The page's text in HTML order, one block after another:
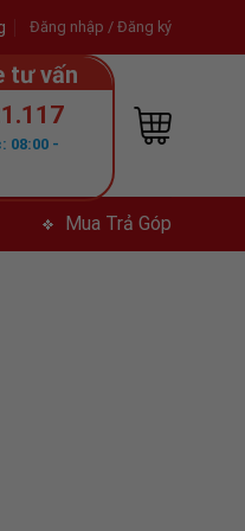
Đăng nhập / Đăng ký
tư vấn
08:00 -
Mua Trả Góp